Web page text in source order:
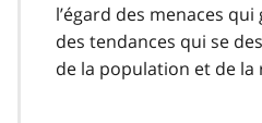
l’égard des menaces
des tendances qui se
de la population et de